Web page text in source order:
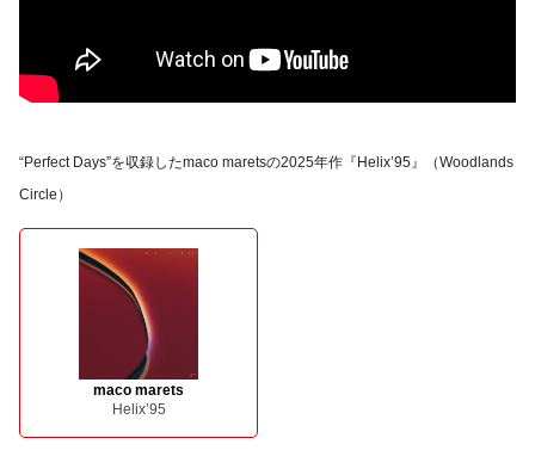
“Perfect Days”を収録したmaco maretsの2025年作『Helix’95』（Woodlands
Circle）
maco marets
Helix’95